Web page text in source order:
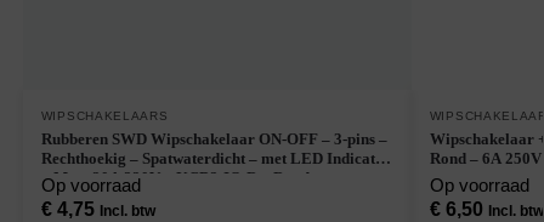
WIPSCHAKELAARS
Rubberen SWD Wipschakelaar ON-OFF – 3-pins –
Rechthoekig – Spatwaterdicht – met LED Indicatie
– Max. 20A 220V – KCD3-IO-R – Rood
Op voorraad
€4,75 Incl. btw
Wipschakelaar
Rond – 6A
Op voorraad
€6,50 Incl. btw